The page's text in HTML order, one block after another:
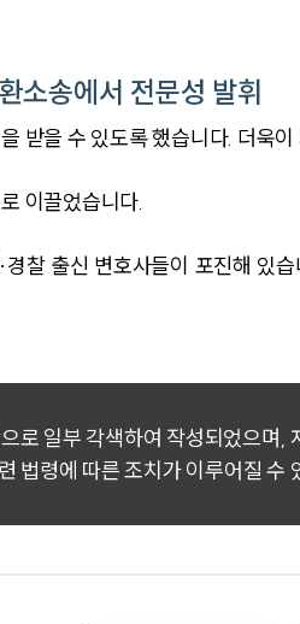
소송에서 전문성 발휘
받을 수 있도록 했습니다. 더욱
이끌었습니다.
찰 출신 변호사들이 포진해 있
로 일부 각색하여 작성되었으며,
법령에 따른 조치가 이루어질 수